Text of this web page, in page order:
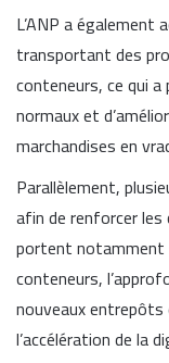
L’ANP a également
transportant des
conteneurs, ce qui
normaux et
marchandises en
Parallèlement,
afin de renforcer les
portent notamment
conteneurs,
nouveaux
l’accélération de la